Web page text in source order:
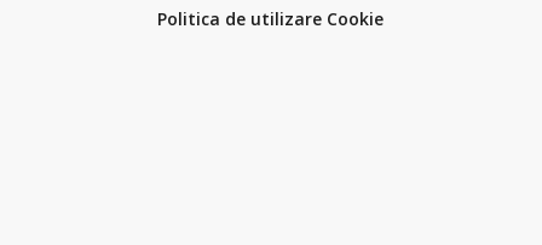
Politica de utilizare Cookie